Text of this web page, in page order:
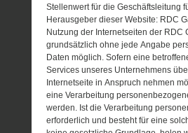
Stellenwert für die Geschäftsleitung
Herausgeber dieser Website: RDC
Nutzung der Internetseiten der RDC
grundsätzlich ohne jede Angabe
Daten möglich. Sofern eine
Services unseres Unternehmens
Internetseite in Anspruch nehmen
eine Verarbeitung
werden. Ist die Verarbeitung
erforderlich und besteht für eine